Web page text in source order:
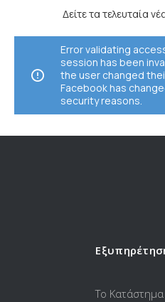
Δείτε τα τελευταία
Error validating
session has been
the user changed
Facebook has
security reasons.
Το Κατάστημα